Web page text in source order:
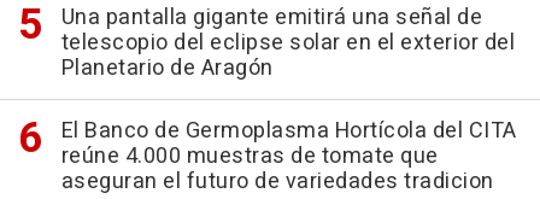
Una pantalla gigante emitirá una señal de
telescopio del eclipse solar en el exterior del
Planetario de Aragón
El Banco de Germoplasma Hortícola del CITA
reúne 4.000 muestras de tomate que
aseguran el futuro de variedades tradicion